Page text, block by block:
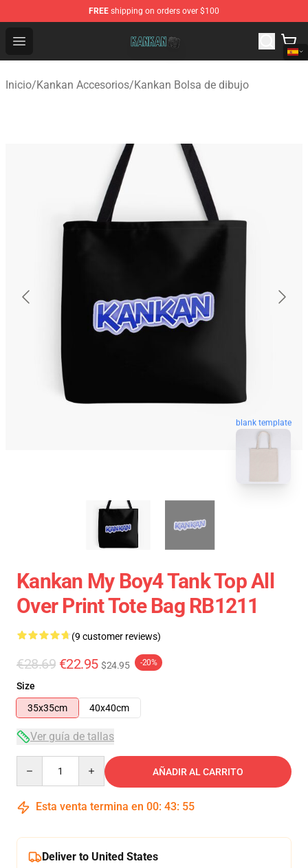
FREE shipping on orders over $100
Open menu
Kankan Store - Official Kankan Merchandise Shop
Inicio/Kankan Accesorios/Kankan Bolsa de dibujo
blank template
Kankan My Boy4 Tank Top All
Over Print Tote Bag RB1211
(9 customer reviews)
€28.69 €22.95 $24.95 -20%
Size
35x35cm
40x40cm
Ver guía de tallas
AÑADIR AL CARRITO
Esta venta termina en 00: 43: 54
Deliver to United States